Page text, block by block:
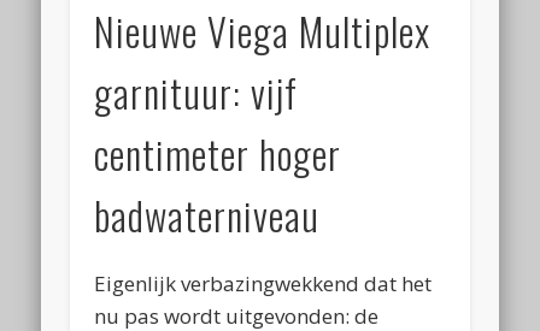
Nieuwe Viega Multiplex
garnituur: vijf
centimeter hoger
badwaterniveau
Eigenlijk verbazingwekkend dat het
nu pas wordt uitgevonden: de